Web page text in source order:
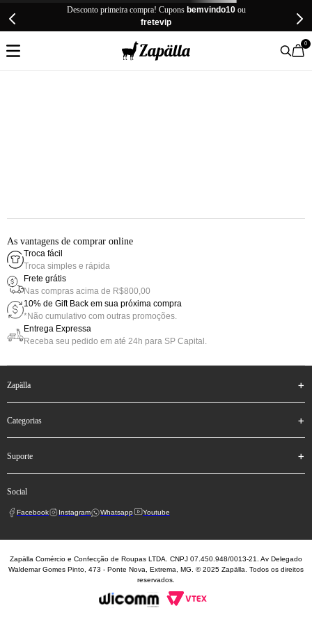
Desconto primeira compra! Cupons bemvindo10ou
fretevip
0
As vantagens de comprar online
Troca fácil
Troca simples e rápida
Frete grátis
Nas compras acima de R$800,00
10% de Gift Back em sua próxima compra
*Não cumulativo com outras promoções.
Entrega Expressa
Receba seu pedido em até 24h para SP Capital.
zapälla
categorias
suporte
social
Facebook Instagram Whatsapp Youtube
Zapälla Comércio e Confecção de Roupas LTDA. CNPJ 07.450.948/0013-21. Av Delegado
Waldemar Gomes Pinto, 473 - Ponte Nova, Extrema, MG. © 2025 Zapälla. Todos os direitos
reservados.